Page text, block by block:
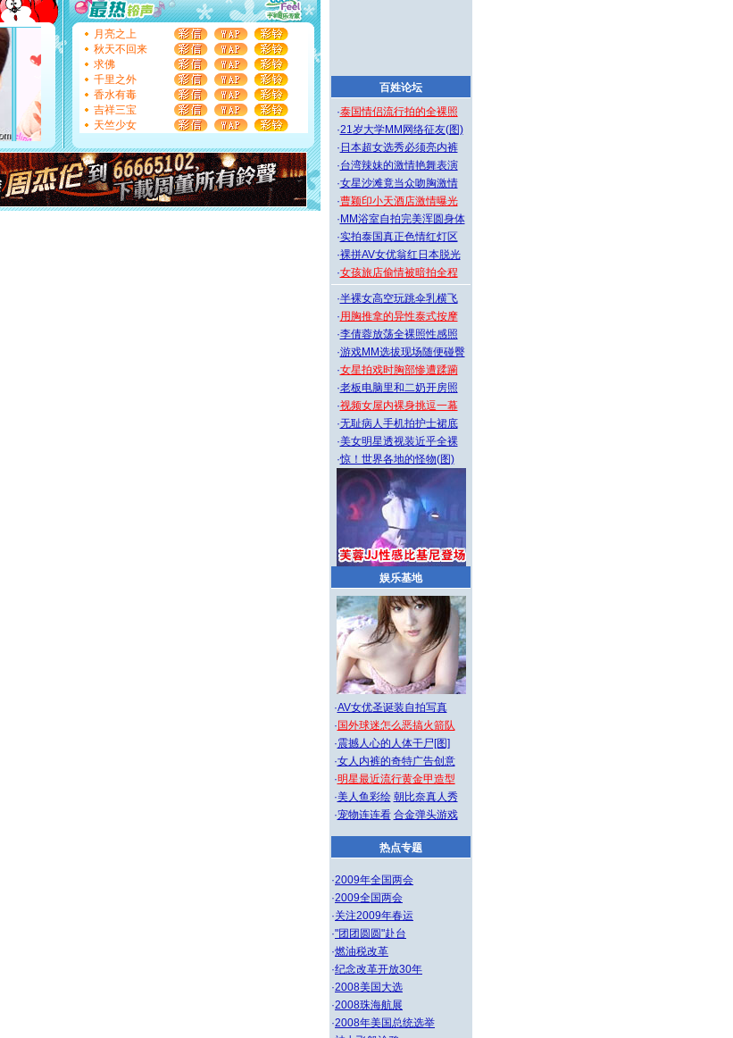
[圣诞节]奉上一颗祝福的心,在这个特别的日子里,愿幸福,
如意,快乐,鲜花,一切美好的祝愿与你同在.圣诞快乐!
[元旦]
看到你我会触电；看不到你我要充电；没有你我会
断电。爱你是我职业，想你是我事业，抱你是我特长，吻
你是我专业！水晶之恋祝你新年快乐
[元旦]
如果上天让我许三个愿望，一是今生今世和你在一
起；二是再生再世和你在一起；三是三生三世和你不再分
离。水晶之恋祝你新年快乐
[元旦]
当我狠下心扭头离去那一刻，你在我身后无助地哭
泣，这痛楚让我明白我多么爱你。我转身抱住你：这猪不
卖了。水晶之恋祝你新年快乐。
[春节]风柔雨润好月圆，半岛铁盒伴身边，每日尽显开心
颜！冬去春来似水如烟，劳碌人生需尽欢！听一曲轻歌，
道一声平安！新年吉祥万事如愿
月亮之上
秋天不回来
求佛
千里之外
香水有毒
吉祥三宝
天竺少女
百姓论坛
·泰国情侣流行拍的全裸照
·21岁大学MM网络征友(图)
· 日本超女选秀必须亮内裤
·台湾辣妹的激情艳舞表演
·女星沙滩竟当众吻胸激情
·曹颖印小天酒店激情曝光
· MM浴室自拍完美浑圆身体
·实拍泰国真正色情红灯区
·裸拼AV女优翁红日本脱光
·女孩旅店偷情被暗拍全程
·半裸女高空玩跳伞乳横飞
·用胸推拿的异性泰式按摩
·李倩蓉放荡全裸照性感照
·游戏MM选拔现场随便碰臀
·女星拍戏时胸部惨遭蹂躏
·老板电脑里和二奶开房照
·视频女屋内裸身挑逗一幕
·无耻病人手机拍护士裙底
·美女明星透视装近乎全裸
·惊！世界各地的怪物(图)
娱乐基地
·AV女优圣诞装自拍写真
· 国外球迷怎么恶搞火箭队
·震撼人心的人体干尸[图]
·女人内裤的奇特广告创意
·明星最近流行黄金甲造型
·美人鱼彩绘 朝比奈真人秀
·宠物连连看 合金弹头游戏
热点专题
·2009年全国两会
·2009全国两会
·关注2009年春运
·"团团圆圆"赴台
·燃油税改革
·纪念改革开放30年
·2008美国大选
·2008珠海航展
·2008年美国总统选举